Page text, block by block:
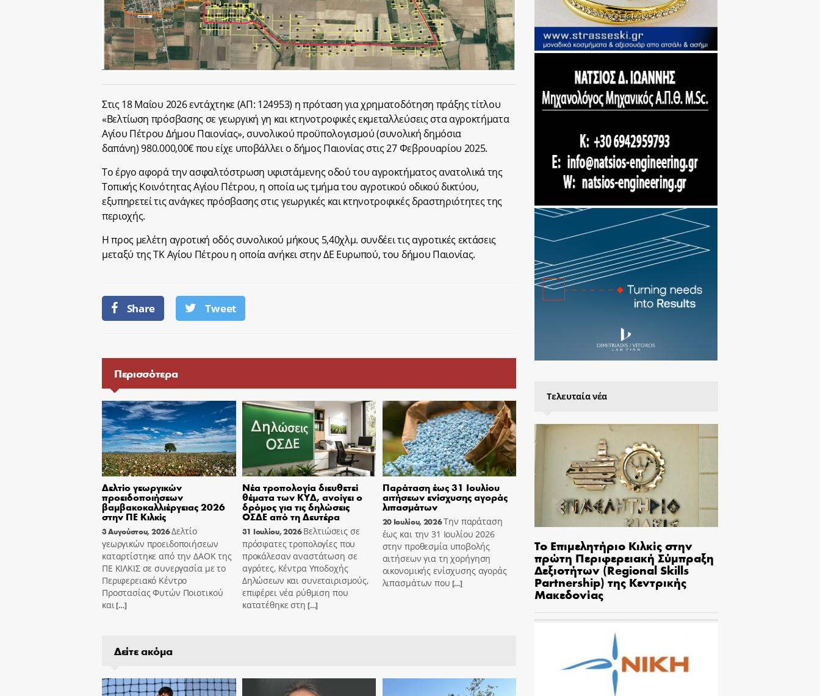
Στις 18 Μαΐου 2026 εντάχτηκε (ΑΠ: 124953) η πρόταση για χρηματοδότηση πράξης τίτλου
«Βελτίωση πρόσβασης σε γεωργική γη και κτηνοτροφικέςεκμεταλλεύσεις στα αγροκτήματα
Αγίου Πέτρου Δήμου Παιονίας», συνολικού προϋπολογισμού (συνολική δημόσια
δαπάνη)980.000,00€ που είχε υποβάλλει ο δήμος Παιονίας στις 27 Φεβρουαρίου 2025.
Το έργο αφορά την ασφαλτόστρωση υφιστάμενης οδού του αγροκτήματος ανατολικά της
Τοπικής Κοινότητας Αγίου Πέτρου, η οποία ως τμήμα του αγροτικού οδικού δικτύου,
εξυπηρετεί τις ανάγκες πρόσβασης στις γεωργικές και κτηνοτροφικές δραστηριότητες της
περιοχής.
Η προς μελέτη αγροτική οδός συνολικού μήκους 5,40χλμ. συνδέει τις αγροτικές εκτάσεις
μεταξύ της ΤΚ Αγίου Πέτρου η οποία ανήκει στην ΔΕ Ευρωπού, του δήμου Παιονίας.
Share Tweet
Περισσότερα
Δελτίο γεωργικών
προειδοποιήσεων
βαμβακοκαλλιέργειας 2026
στην ΠΕ Κιλκίς
3 Αυγούστου, 2026Δελτίο
γεωργικών προειδοποιήσεων
καταρτίστηκε από την ΔΑΟΚ της
ΠΕ ΚΙΛΚΙΣ σε συνεργασία με το
Περιφερειακό Κέντρο
Προστασίας Φυτών Ποιοτικού
και[…]
Νέα τροπολογία διευθετεί
θέματα των ΚΥΔ, ανοίγει ο
δρόμος για τις δηλώσεις
ΟΣΔΕ από τη Δευτέρα
31 Ιουλίου, 2026Βελτιώσεις σε
πρόσφατες τροπολογίες που
προκάλεσαν αναστάτωση σε
αγρότες, Κέντρα Υποδοχής
Δηλώσεων και συνεταιρισμούς,
επιφέρει νέα ρύθμιση που
κατατέθηκε στη […]
Παράταση έως 31 Ιουλίου
αιτήσεων ενίσχυσης αγοράς
λιπασμάτων
20 Ιουλίου, 2026Την παράταση
έως και την 31 Ιουλίου 2026
στην προθεσμία υποβολής
αιτήσεων για τη χορήγηση
οικονομικής ενίσχυσης αγοράς
λιπασμάτων που […]
Δείτε ακόμα
Τελευταία νέα
Το Επιμελητήριο Κιλκίς στην
πρώτη Περιφερειακή Σύμπραξη
Δεξιοτήτων (Regional Skills
Partnership) της Κεντρικής
Μακεδονίας